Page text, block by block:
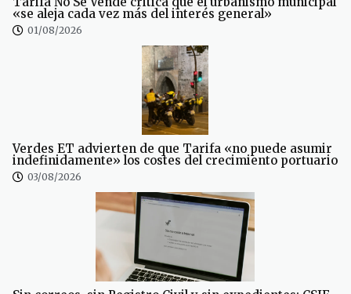
«se aleja cada vez más del interés general»
01/08/2026
Verdes ET advierten de que Tarifa «no puede asumir
indefinidamente» los costes del crecimiento portuario
03/08/2026